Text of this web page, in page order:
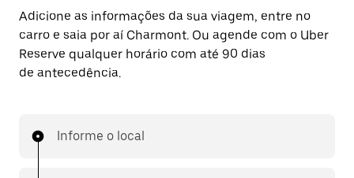
Adicione as informações da sua viagem, entre no
carro e saia por aí Charmont. Ou agende com o Uber
Reserve qualquer horário com até 90 dias
de antecedência.
Informe o local